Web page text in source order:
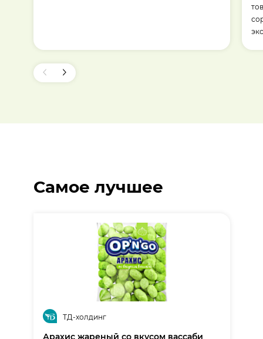
Самое лучшее
ТД-холдинг
Арахис жареный со вкусом вассаби